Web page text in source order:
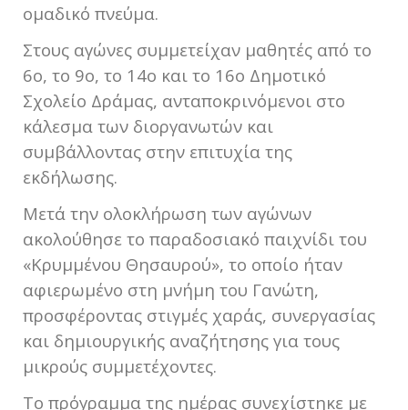
ομαδικό πνεύμα.
Στους αγώνες συμμετείχαν μαθητές από το
6ο, το 9ο, το 14ο και το 16ο Δημοτικό
Σχολείο Δράμας, ανταποκρινόμενοι στο
κάλεσμα των διοργανωτών και
συμβάλλοντας στην επιτυχία της
εκδήλωσης.
Μετά την ολοκλήρωση των αγώνων
ακολούθησε το παραδοσιακό παιχνίδι του
«Κρυμμένου Θησαυρού», το οποίο ήταν
αφιερωμένο στη μνήμη του Γανώτη,
προσφέροντας στιγμές χαράς, συνεργασίας
και δημιουργικής αναζήτησης για τους
μικρούς συμμετέχοντες.
Το πρόγραμμα της ημέρας συνεχίστηκε με